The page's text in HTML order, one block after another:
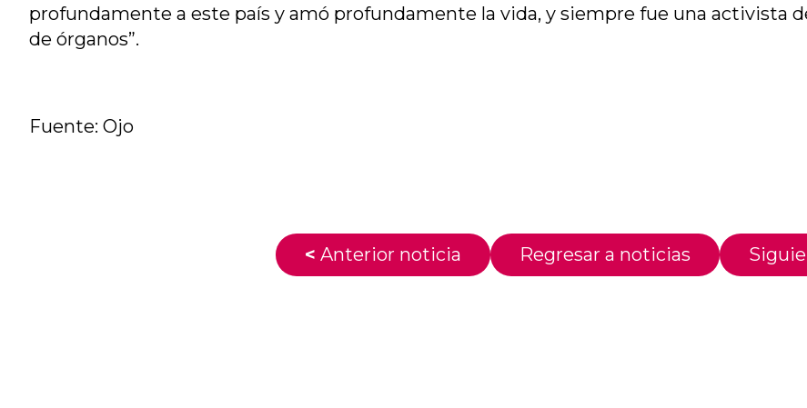
profundamente a este país y amó profundamente la vida, y siempre fue una activista
de órganos”.
Fuente: Ojo
< Anterior noticia Regresar a noticias